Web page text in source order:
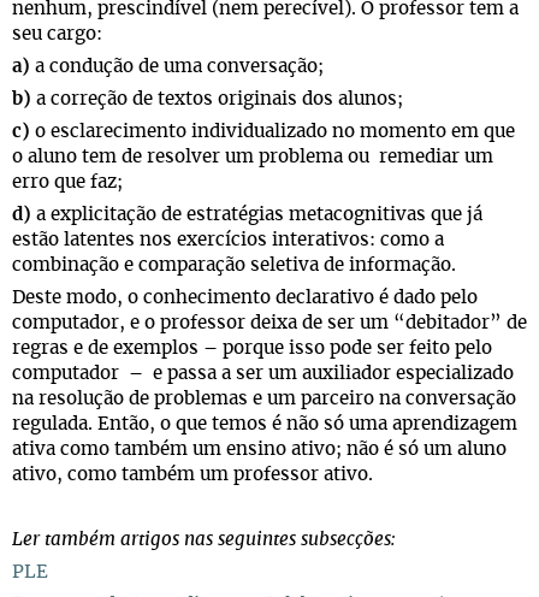
nenhum, prescindível (nem perecível). O professor tem a
seu cargo:
a) a condução de uma conversação;
b) a correção de textos originais dos alunos;
c) o esclarecimento individualizado no momento em que
o aluno tem de resolver um problema ou remediar um
erro que faz;
d) a explicitação de estratégias metacognitivas que já
estão latentes nos exercícios interativos: como a
combinação e comparação seletiva de informação.
Deste modo, o conhecimento declarativo é dado pelo
computador, e o professor deixa de ser um “debitador” de
regras e de exemplos – porque isso pode ser feito pelo
computador – e passa a ser um auxiliador especializado
na resolução de problemas e um parceiro na conversação
regulada. Então, o que temos é não só uma aprendizagem
ativa como também um ensino ativo; não é só um aluno
ativo, como também um professor ativo.
Ler também artigos nas seguintes subsecções:
PLE